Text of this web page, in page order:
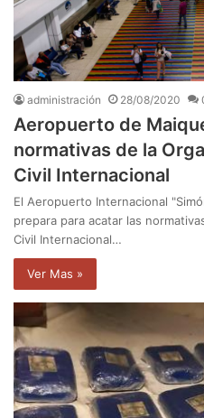
administración 28/08/2020
Aeropuerto de
normativas de la
Civil Internacional
El Aeropuerto Internacional
prepara para acatar las
Civil Internacional…
Ver Mas »